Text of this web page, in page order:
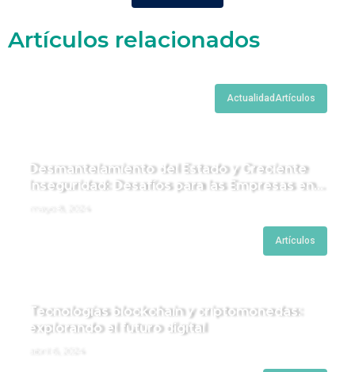
Artículos relacionados
Actualidad Artículos
Desmantelamiento del Estado y Creciente
Inseguridad: Desafíos para las Empresas en
Artículos
Tecnologías blockchain y criptomonedas:
explorando el futuro digital